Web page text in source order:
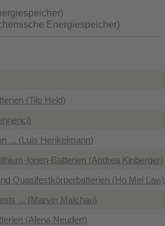
Energiespeicher)
(Tilo Held)
... (Luis Henkelmann)
Ionen-Batterien (Andrea Kinberger)
Quasifestkörperbatterien (Ho Mei Law)
... (Marvin Malchau)
(Alena Neudert)